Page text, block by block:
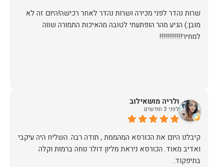
שרות נהדר לפני מכירה ושרות נהדר לאחר רכישה!היום זה לא
מובן:) הגיע מהר הופתעתי לטובה מהאיכות התמורה שווה
למחיר!!!!!!!!!!!!
ולריה מושאילוב
לפני 3 חודשים
קיבלנו היום את הכורסא המהממת , תודה רבה. השליח היה עיקבי
ואדיב מאוד. הכורסא ניראת מליון דולר נוחה ברמות וקלה
בתיפקוד.